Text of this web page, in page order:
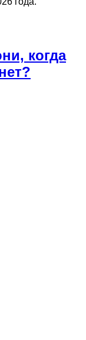
когда